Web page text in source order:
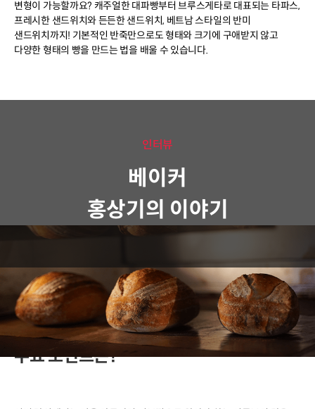
변형이 가능할까요? 캐주얼한 대파빵부터 브루스게타로 대표되는 타파스,
프레시한 샌드위치와 든든한 샌드위치, 베트남 스타일의 반미
샌드위치까지! 기본적인 반죽만으로도 형태와 크기에 구애받지 않고
다양한 형태의 빵을 만드는 법을 배울 수 있습니다.
인터뷰
베이커
홍상기의 이야기
Question.01
이번 클래스의
주요 포인트는?